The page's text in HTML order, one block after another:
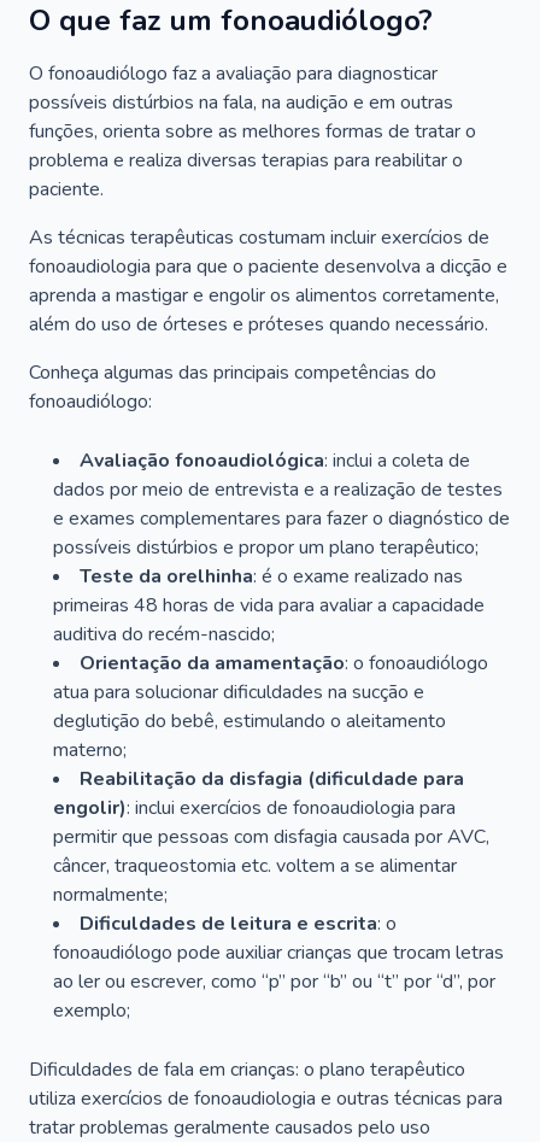
O que faz um fonoaudiólogo?
O fonoaudiólogo faz a avaliação para diagnosticar
possíveis distúrbios na fala, na audição e em outras
funções, orienta sobre as melhores formas de tratar o
problema e realiza diversas terapias para reabilitar o
paciente.
As técnicas terapêuticas costumam incluir exercícios de
fonoaudiologia para que o paciente desenvolva a dicção e
aprenda a mastigar e engolir os alimentos corretamente,
além do uso de órteses e próteses quando necessário.
Conheça algumas das principais competências do
fonoaudiólogo:
Avaliação fonoaudiológica: inclui a coleta de
dados por meio de entrevista e a realização de testes
e exames complementares para fazer o diagnóstico de
possíveis distúrbios e propor um plano terapêutico;
Teste da orelhinha: é o exame realizado nas
primeiras 48 horas de vida para avaliar a capacidade
auditiva do recém-nascido;
Orientação da amamentação: o fonoaudiólogo
atua para solucionar dificuldades na sucção e
deglutição do bebê, estimulando o aleitamento
materno;
Reabilitação da disfagia (dificuldade para
engolir): inclui exercícios de fonoaudiologia para
permitir que pessoas com disfagia causada por AVC,
câncer, traqueostomia etc. voltem a se alimentar
normalmente;
Dificuldades de leitura e escrita: o
fonoaudiólogo pode auxiliar crianças que trocam letras
ao ler ou escrever, como “p” por “b” ou “t” por “d”, por
exemplo;
Dificuldades de fala em crianças: o plano terapêutico
utiliza exercícios de fonoaudiologia e outras técnicas para
tratar problemas geralmente causados pelo uso